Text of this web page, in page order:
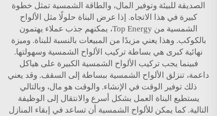
الصديقة للبيئة وتوفير المال، والطاقة الشمسية تمثل خطوة
كبيرة في هذا الاتجاه. إذا عرض البناة حلولًا مثل الألواح
الشمسية من Top Energy، يمكنهم جذب عملاء يهتمون
بالكوكب. وهذا يعني مزيدًا من المبيعات بالنسبة للبناة. وميزة
نهائية كبرى هي بساطة تركيب الألواح الشمسية وسهولتها.
فبينما يجب تركيب الألواح الشمسية الكبيرة على هياكل
داعمة، تنزلق الألواح الشمسية ببساطة إلى السقف. وقد يعني
ذلك توفير الوقت في الإنشاء. والوقت هو مال، وبالتالي
يستطيع البناة العمل بشكل أسرع والانتقال إلى الوظيفة
التالية. كما يمكن للألواح الشمسية أن تساعد في إبقاء المنازل